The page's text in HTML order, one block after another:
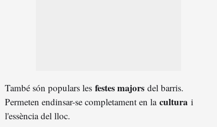
També són populars les festes majors del barris.
Permeten endinsar-se completament en la cultura i
l'essència del lloc.